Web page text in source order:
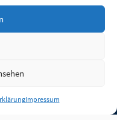
Impressum
Quellen